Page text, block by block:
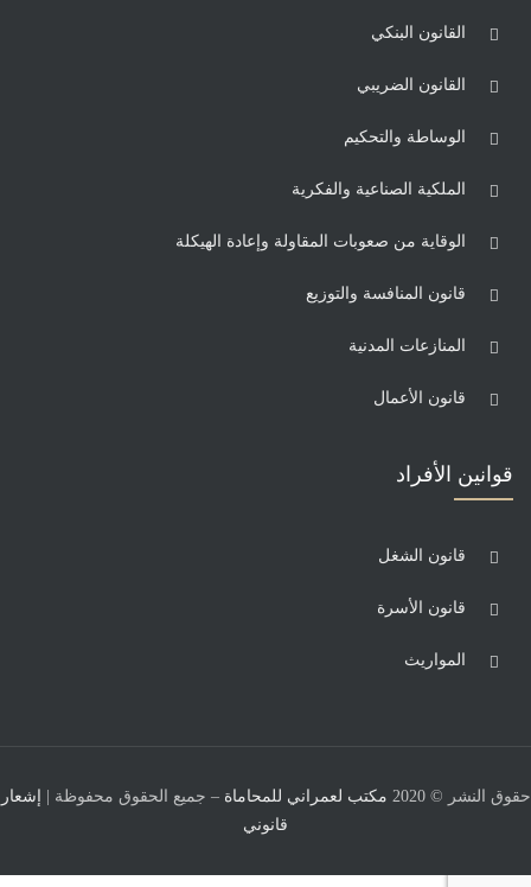
القانون البنكي
القانون الضريبي
الوساطة والتحكيم
الملكية الصناعية والفكرية
الوقاية من صعوبات المقاولة وإعادة الهيكلة
قانون المنافسة والتوزيع
المنازعات المدنية
قانون الأعمال
قوانين الأفراد
قانون الشغل
قانون الأسرة
المواريث
حقوق النشر © 2020 مكتب لعمراني للمحاماة – جميع الحقوق محفوظة |
إشعار
قانوني